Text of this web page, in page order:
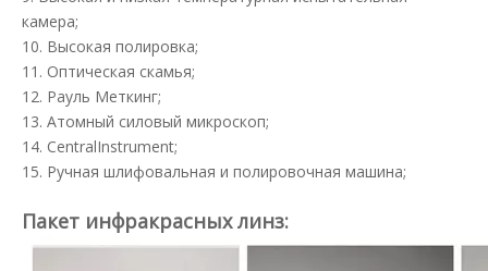
камера;
10. Высокая полировка;
11. Оптическая скамья;
12. Рауль Меткинг;
13. Атомный силовый микроскоп;
14. CentralInstrument;
15. Ручная шлифовальная и полировочная машина;
Пакет инфракрасных линз: